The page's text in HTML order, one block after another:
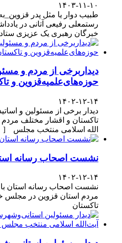
۱۴۰۳-۱۱-۱۰
طبیب دوار یا مثل پدر
رستمعلی رفیعی آتانی در
خبرگان رهبری یک عزیزی
دیداربرخی از مردم و
حوزه‌های‌علمیه‌قزوین و
۱۴۰۲-۱۲-۱۴
دیدار برخی از مسئولین و
تاکستان و اقشار مختلف
الله اسلامی منتخب مجلس
نشست اصحاب رسانه
۱۴۰۲-۱۲-۱۴
نشست اصحاب رسانه استان با
مردم استان قزوین در مجلس
تاکستان